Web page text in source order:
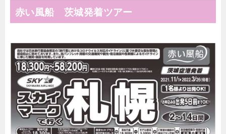
赤い風船 茨城発着ツアー